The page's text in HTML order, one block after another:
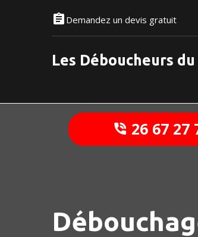
Demandez un devis gratuit
Les Déboucheurs
26 67 27